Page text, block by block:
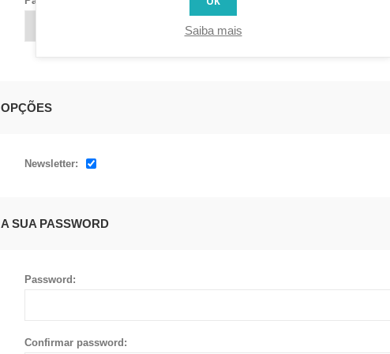
OPÇÕES
Newsletter:
A SUA PASSWORD
Password:
Confirmar password:
Saiba mais